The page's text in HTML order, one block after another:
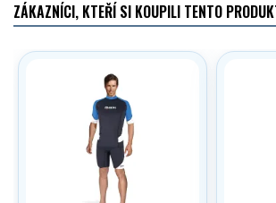
ZÁKAZNÍCI, KTEŘÍ SI KOUPILI TENTO